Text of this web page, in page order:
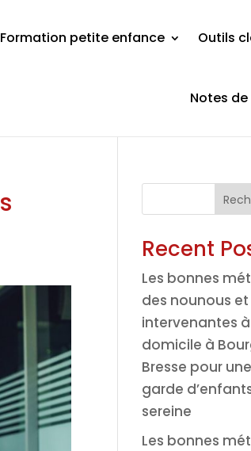
Formation petite enfance Outils
Notes
Recent
Les bonnes
des nounous et
intervenantes à
domicile à
Bresse pour une
garde
sereine
Les bonnes